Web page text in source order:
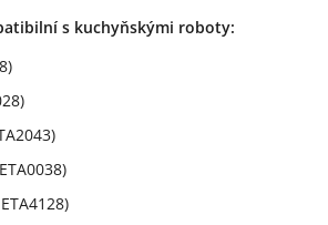
s kuchyňskými roboty: